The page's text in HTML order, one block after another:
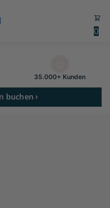
0
35.000+ Kunden
buchen ›